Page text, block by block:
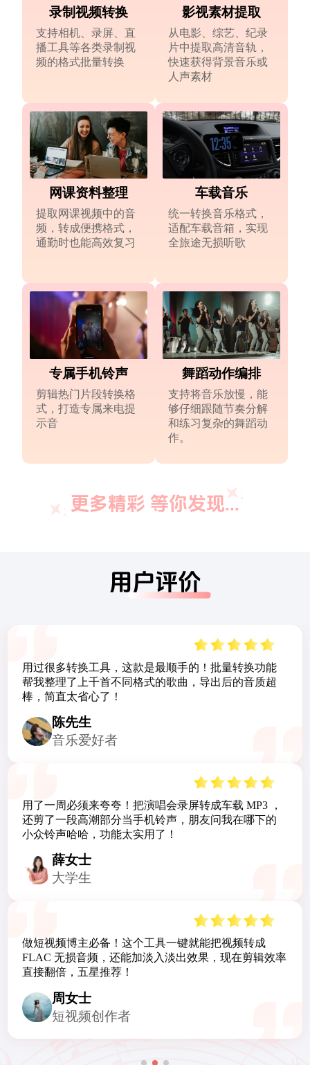
录制视频转换
支持相机、录屏、直
播工具等各类录制视
频的格式批量转换
影视素材提取
从电影、综艺、纪录
片中提取高清音轨，
快速获得背景音乐或
人声素材
网课资料整理
提取网课视频中的音
频，转成便携格式，
通勤时也能高效复习
车载音乐
统一转换音乐格式，
适配车载音箱，实现
全旅途无损听歌
专属手机铃声
剪辑热门片段转换格
式，打造专属来电提
示音
舞蹈动作编排
支持将音乐放慢，能
够仔细跟随节奏分解
和练习复杂的舞蹈动
作。
更多精彩 等你发现...
用户评价
把网课视频转成 MP3，通勤路上倍速听太省时间了，
而且支持批量转换，一次搞定十几节课的音频，格式
全、速度快，没广告这点真的太良心了！
王同学
备考学生
终于找到能把老 WMA 格式转成 MP3 的工具了！把家
里珍藏的老歌合集转完，爸妈都夸我会找东西，操作
简单到长辈也能自己用，必须给满分！
陈学生
普通用户
做歌单、更车载 BGM 效率直接翻倍，跑长途、开车通
勤的背景音乐一次搞定，车载音乐党闭眼冲，五星强
推！
吴先生
长途司机